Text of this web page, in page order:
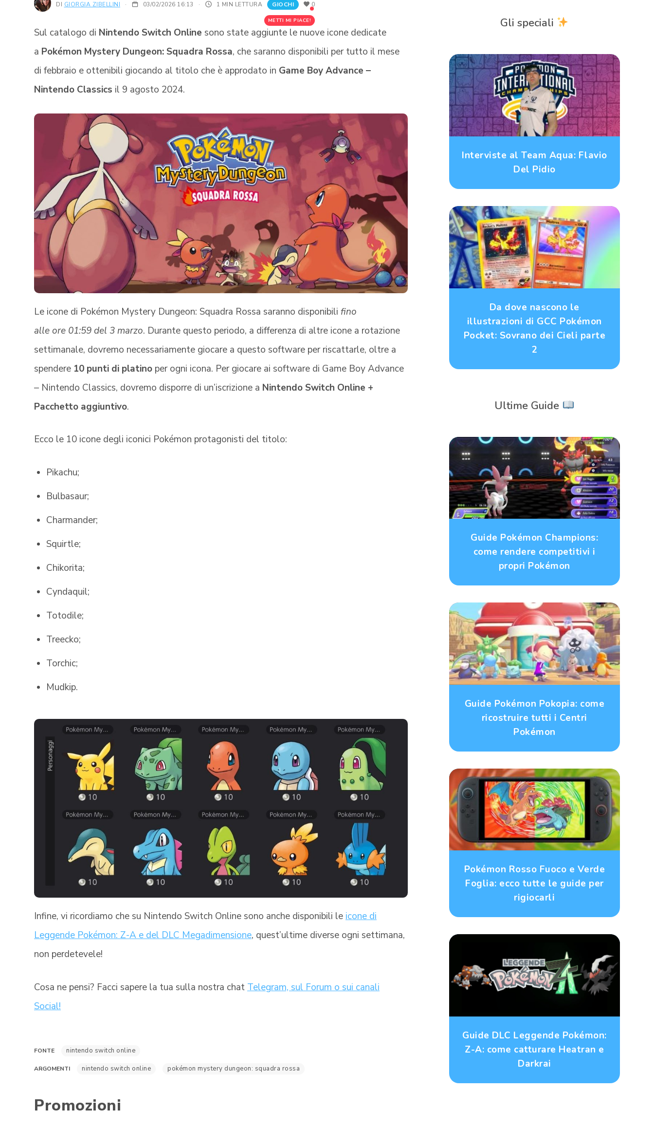
DI GIORGIA ZIBELLINI 03/02/2026 16:13 · 1 MIN LETTURA GIOCHI
METTI MI PIACE!
0
Sul catalogo di Nintendo Switch Online sono state aggiunte le nuove icone dedicate
a Pokémon Mystery Dungeon: Squadra Rossa, che saranno disponibili per tutto il mese
di febbraio e ottenibili giocando al titolo che è approdato in Game Boy Advance –
Nintendo Classics il 9 agosto 2024.
Le icone di Pokémon Mystery Dungeon: Squadra Rossa saranno disponibili fino
alle ore 01:59 del 3 marzo. Durante questo periodo, a differenza di altre icone a rotazione
settimanale, dovremo necessariamente giocare a questo software per riscattarle, oltre a
spendere 10 punti di platino per ogni icona. Per giocare ai software di Game Boy Advance
– Nintendo Classics, dovremo disporre di un’iscrizione a Nintendo Switch Online +
Pacchetto aggiuntivo.
Ecco le 10 icone degli iconici Pokémon protagonisti del titolo:
Pikachu;
Bulbasaur;
Charmander;
Squirtle;
Chikorita;
Cyndaquil;
Totodile;
Treecko;
Torchic;
Mudkip.
Infine, vi ricordiamo che su Nintendo Switch Online sono anche disponibili le icone di
Leggende Pokémon: Z-A e del DLC Megadimensione, quest’ultime diverse ogni settimana,
non perdetevele!
Cosa ne pensi? Facci sapere la tua sulla nostra chat Telegram, sul Forum o sui canali
Social!
FONTE nintendo switch online
ARGOMENTI nintendo switch online pokémon mystery dungeon: squadra rossa
Promozioni
Gli speciali
Interviste al Team Aqua: Flavio
Del Pidio
Da dove nascono le
illustrazioni di GCC Pokémon
Pocket: Sovrano dei Cieli parte
2
Ultime Guide
Guide Pokémon Champions:
come rendere competitivi i
propri Pokémon
Guide Pokémon Pokopia: come
ricostruire tutti i Centri
Pokémon
Pokémon Rosso Fuoco e Verde
Foglia: ecco tutte le guide per
rigiocarli
Guide DLC Leggende Pokémon:
Z-A: come catturare Heatran e
Darkrai